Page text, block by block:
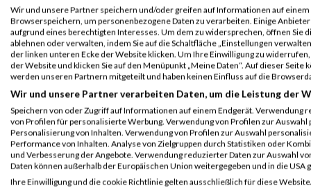
10606
Johanna Kramer
10743
Janice Wartchow
10639
Franziska Möller
10707
Tamara Schultevieting
10749
Lina Weinert
10585
Carolin Kaduk
10546
Annette Groß
10552
Melina Hassert
10571
Bettina Holzwarth
Wir und unsere Partner speichern und/oder greifen auf Informationen auf einem
Browserspeichern, um personenbezogene Daten zu verarbeiten. Einige
aufgrund eines berechtigten Interesses. Um dem zu widersprechen, öffnen Sie
ablehnen oder verwalten, indem Sie auf die Schaltfläche „Einstellungen
der linken unteren Ecke der Website klicken. Um Ihre Einwilligung zu
der Website und klicken Sie auf den Menüpunkt „Meine Daten“. Auf dieser
werden unseren Partnern mitgeteilt und haben keinen Einfluss auf die
Wir und unsere Partner verarbeiten Daten, um die Leistung der
Speichern von oder Zugriff auf Informationen auf einem Endgerät. Verwendung
von Profilen für personalisierte Werbung. Verwendung von Profilen zur
Personalisierung von Inhalten. Verwendung von Profilen zur Auswahl
Performance von Inhalten. Analyse von Zielgruppen durch Statistiken oder
und Verbesserung der Angebote. Verwendung reduzierter Daten zur Auswahl
Daten können außerhalb der Europäischen Union weitergegeben und in die USA
Ihre Einwilligung und die cookie Richtlinie gelten ausschließlich für diese